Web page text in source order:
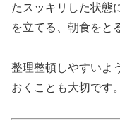
たスッキリした状態
を立てる、朝食をと
整理整頓しやすいよ
おくことも大切です。